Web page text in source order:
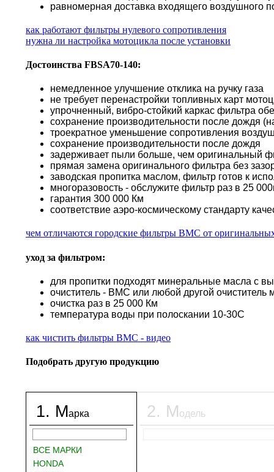
равномерная доставка входящего воздушного
как работают фильтры нулевого сопротивления
нужна ли настройка мотоцикла после установки
Достоинства FBSA70-140:
немедленное улучшение отклика на ручку газа
не требует перенастройки топливных карт
упрочненный, вибро-стойкий каркас фильтра
сохранение производительности после дождя
троекратное уменьшение сопротивления
сохранение производительности после дождя
задерживает пыли больше, чем оригинальный
прямая замена оригинального фильтра без
заводская пропитка маслом, фильтр готов к
многоразовость - обслужите фильтр раз в 25
гарантия 300 000 Км
соответствие аэро-космическому стандарту
чем отличаются городские фильтры BMC от
уход за фильтром:
для пропитки подходят минеральные масла с
очиститель - BMC или любой другой
очистка раз в 25 000 Км
температура воды при полоскании 10-30С
как чистить фильтры BMC - видео
Подобрать другую продукцию
1. Марка
ВСЕ МАРКИ
HONDA
2. Модель